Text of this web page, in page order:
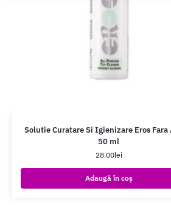
Solutie Curatare Si Igienizare Eros Fara
50 ml
28.00lei
Adaugă în coș